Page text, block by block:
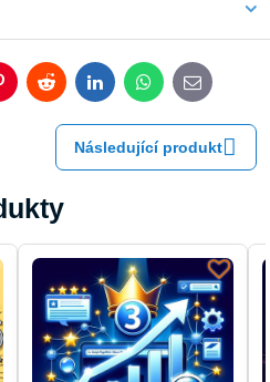
RedditLinkedInWhatsApp
E-
mail
Následující produkt